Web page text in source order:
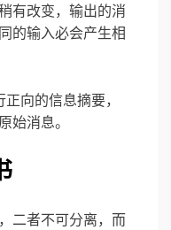
有改变，输出的消
的输入必会产生相
向的信息摘要，
始消息。
二者不可分离，而